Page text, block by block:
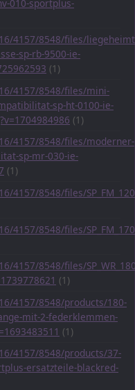
010-sportplus-
4157/8548/files/
sp-rb-9500-ie-
(1)
4157/8548/files/mini-
sp-ht-0100-ie-
(1)
4157/8548/files/moderner-
sp-mr-030-ie-
(1)
8548/files/
8548/files/
8548/files/
(1)
4157/8548/products/180-
mit-2-federklemmen-
(1)
4157/8548/products/37-
ersatzteile-blackred-